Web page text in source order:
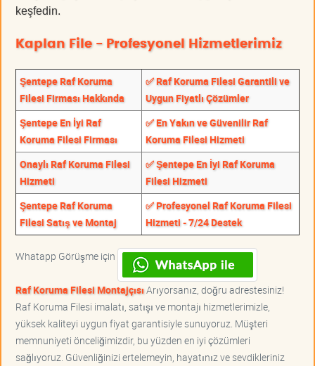
keşfedin.
Kaplan File - Profesyonel Hizmetlerimiz
Şentepe Raf Koruma
Filesi Firması Hakkında
✅ Raf Koruma Filesi Garantili ve
Uygun Fiyatlı Çözümler
Şentepe En İyi Raf
Koruma Filesi Firması
✅ En Yakın ve Güvenilir Raf
Koruma Filesi Hizmeti
Onaylı Raf Koruma Filesi
Hizmeti
✅ Şentepe En İyi Raf Koruma
Filesi Hizmeti
Şentepe Raf Koruma
Filesi Satış ve Montaj
✅ Profesyonel Raf Koruma Filesi
Hizmeti - 7/24 Destek
Whatapp Görüşme için
Raf Koruma Filesi MontajçısıArıyorsanız, doğru adrestesiniz!
Raf Koruma Filesi imalatı, satışı ve montajı hizmetlerimizle,
yüksek kaliteyi uygun fiyat garantisiyle sunuyoruz. Müşteri
memnuniyeti önceliğimizdir, bu yüzden en iyi çözümleri
sağlıyoruz. Güvenliğinizi ertelemeyin, hayatınız ve sevdikleriniz